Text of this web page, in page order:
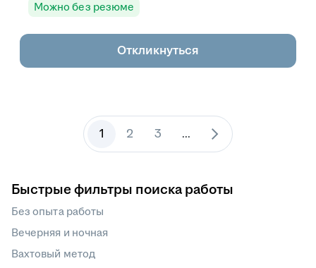
Можно без резюме
Откликнуться
1 2 3 ...
Быстрые фильтры поиска работы
Без опыта работы
Вечерняя и ночная
Вахтовый метод